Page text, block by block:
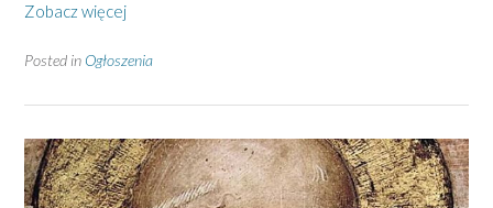
Zobacz więcej
Posted in Ogłoszenia